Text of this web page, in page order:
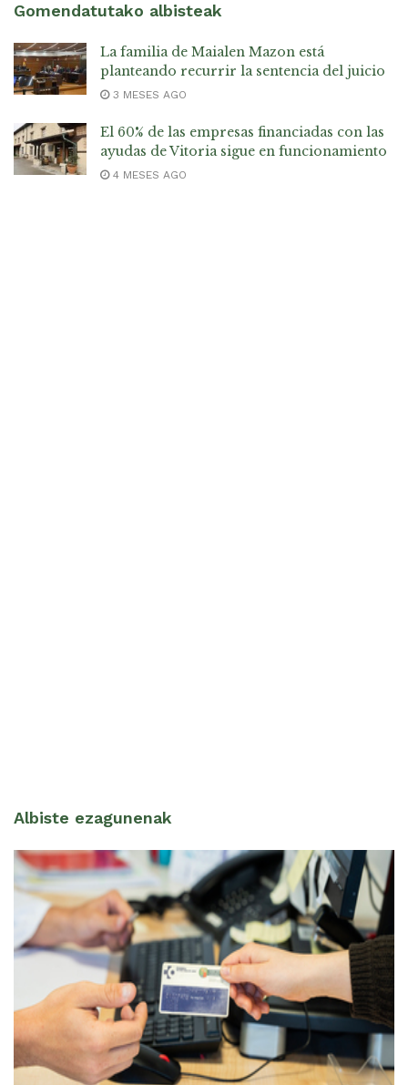
Gomendatutako albisteak
La familia de Maialen Mazon está
planteando recurrir la sentencia del juicio
3 MESES AGO
El 60% de las empresas financiadas con las
ayudas de Vitoria sigue en funcionamiento
4 MESES AGO
Albiste ezagunenak